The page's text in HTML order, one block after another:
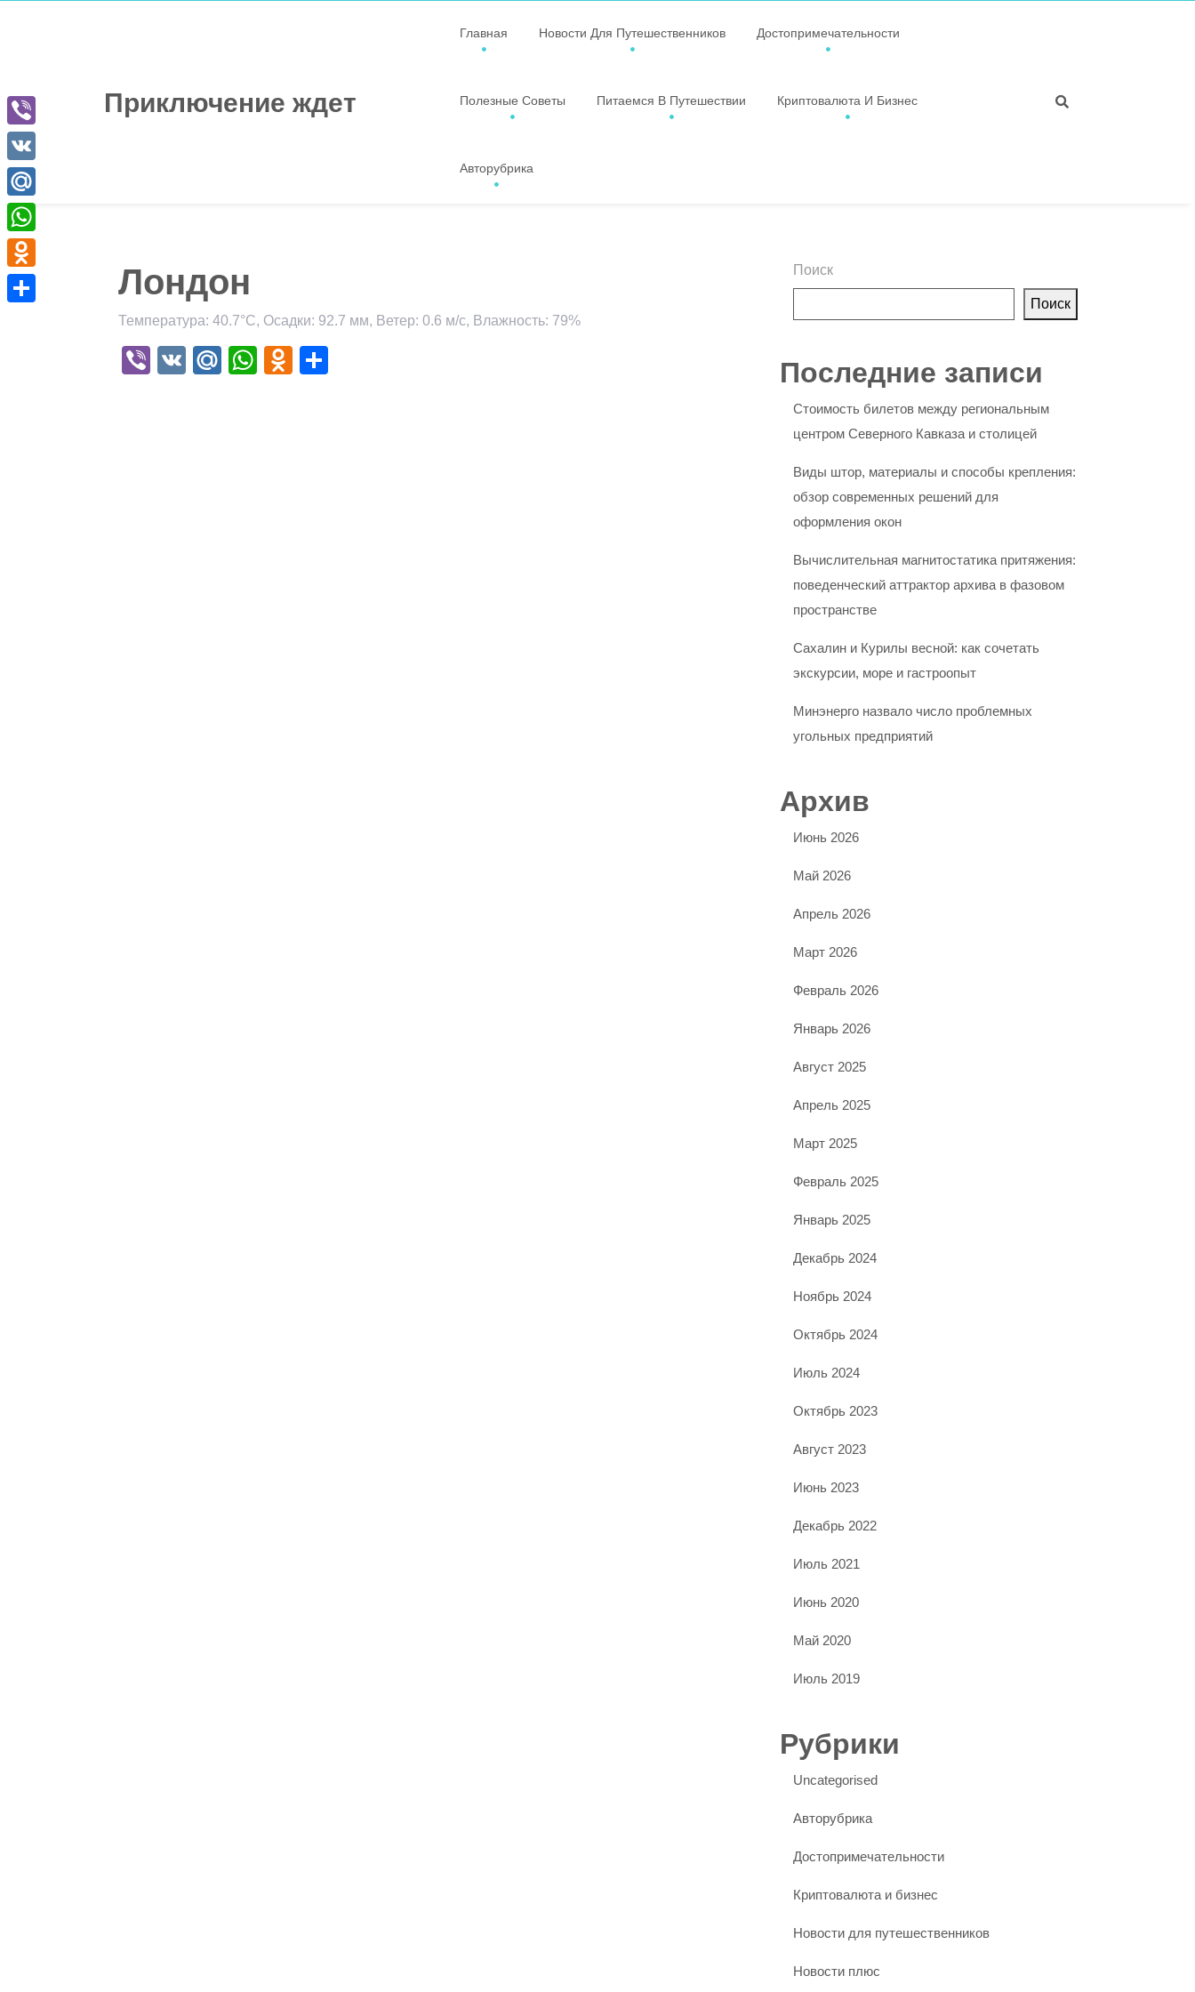
Приключение ждет
Главная Новости Для Путешественников Достопримечательности
Полезные Советы Питаемся В Путешествии Криптовалюта И Бизнес
Авторубрика
Лондон
Температура: 40.7°C, Осадки: 92.7 мм, Ветер: 0.6 м/с, Влажность: 79%
Viber
VK Mail.Ru
WhatsApp
Odnoklassniki
Поиск
Поиск
Последние записи
Стоимость билетов между региональным
центром Северного Кавказа и столицей
Виды штор, материалы и способы крепления:
обзор современных решений для
оформления окон
Вычислительная магнитостатика притяжения:
поведенческий аттрактор архива в фазовом
пространстве
Сахалин и Курилы весной: как сочетать
экскурсии, море и гастроопыт
Минэнерго назвало число проблемных
угольных предприятий
Архив
Июнь 2026
Май 2026
Апрель 2026
Март 2026
Февраль 2026
Январь 2026
Август 2025
Апрель 2025
Март 2025
Февраль 2025
Январь 2025
Декабрь 2024
Ноябрь 2024
Октябрь 2024
Июль 2024
Октябрь 2023
Август 2023
Июнь 2023
Декабрь 2022
Июль 2021
Июнь 2020
Май 2020
Июль 2019
Рубрики
Uncategorised
Авторубрика
Достопримечательности
Криптовалюта и бизнес
Новости для путешественников
Новости плюс
Viber
VK
Mail.Ru
WhatsApp
Odnoklassniki